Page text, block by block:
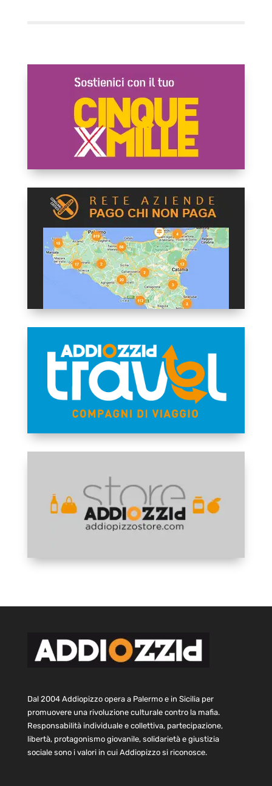
Dal 2004 Addiopizzo opera a Palermo e in Sicilia per
promuovere una rivoluzione culturale contro la mafia.
Responsabilità individuale e collettiva, partecipazione,
libertà, protagonismo giovanile, solidarietà e giustizia
sociale sono i valori in cui Addiopizzo si riconosce.